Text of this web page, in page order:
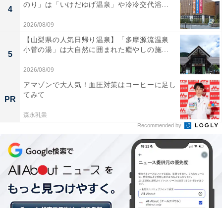
楽天トラベルの「5と0のつく日」キャンペーンと
は？
楽天トラベルでは、毎月5日・10日・15日・20日・25
日・30日に特別キャンペーンを実施。対象日にエントリ
ー＆予約をすると、宿泊料金が特別価格になるほか、ポ
イント還元率もアップします。
さらに、キャンペーン対象施設の中には、期間限定のス
ペシャルプランや豪華特典が付く場合もあります。旅行
4
のり」は「いけだゆげ温泉」や冷冷交代浴...
2026/08/09
5
【山梨県の人気日帰り温泉】「多摩源流温泉
小菅の湯」は大自然に囲まれた癒やしの施...
2026/08/09
PR
アマゾンで大人気！血圧対策はコーヒーに足し
てみて
森永乳業
Recommended by